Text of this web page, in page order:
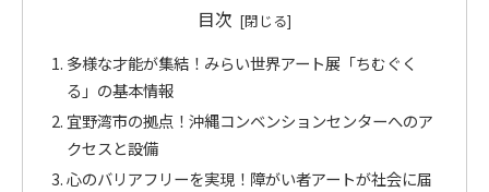
目次
多様な才能が集結！みらい世界アート展「ちむぐく
る」の基本情報
宜野湾市の拠点！沖縄コンベンションセンターへのア
クセスと設備
心のバリアフリーを実現！障がい者アートが社会に届